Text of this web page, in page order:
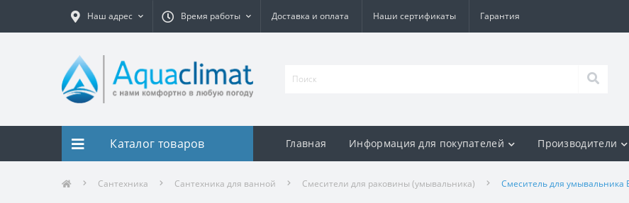
Наш адрес Время работы Доставка и оплата Наши сертификаты Гарантия
Каталог товаров Главная Информация для покупателей Производители
Сантехника Сантехника для ванной Смесители для раковины (умывальника) Смеситель для умывальника